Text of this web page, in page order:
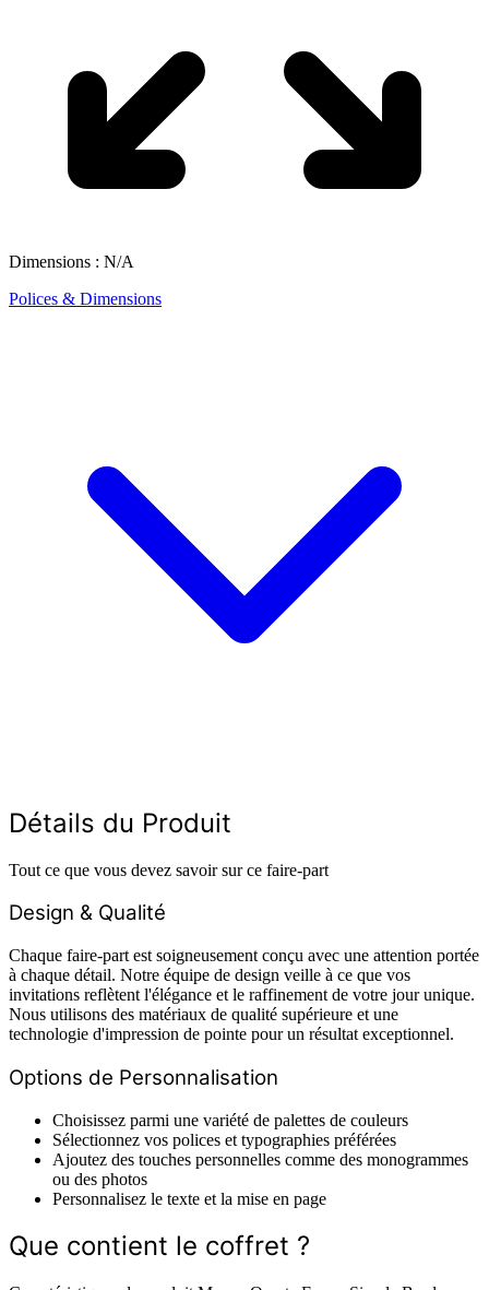
Dimensions : N/A
Polices & Dimensions
Détails du Produit
Tout ce que vous devez savoir sur ce faire-part
Design & Qualité
Chaque faire-part est soigneusement conçu avec une attention portée
à chaque détail. Notre équipe de design veille à ce que vos
invitations reflètent l'élégance et le raffinement de votre jour unique.
Nous utilisons des matériaux de qualité supérieure et une
technologie d'impression de pointe pour un résultat exceptionnel.
Options de Personnalisation
Choisissez parmi une variété de palettes de couleurs
Sélectionnez vos polices et typographies préférées
Ajoutez des touches personnelles comme des monogrammes
ou des photos
Personnalisez le texte et la mise en page
Que contient le coffret ?